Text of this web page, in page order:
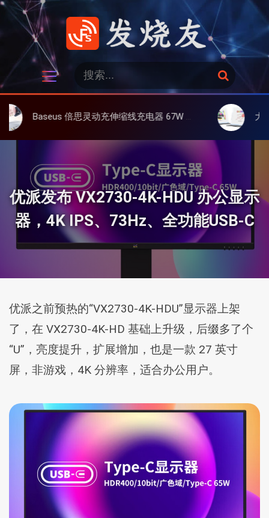
跳
发烧友
：
搜
索
倍思灵动充伸缩线充电器 67W 3C，超耐用可伸缩线、氮化镓、3C多设备同时充 大上 Paperlike
优派发布 VX2730-4K-HDU 办公显示
器，4K IPS、73Hz、全功能USB-C
优派之前预热的“VX2730-4K-HDU”显示器上架
了，在 VX2730-4K-HD 基础上升级，后缀多了个
“U”，亮度提升，扩展增加，也是一款 27 英寸
屏，非游戏，4K 分辨率，适合办公用户。